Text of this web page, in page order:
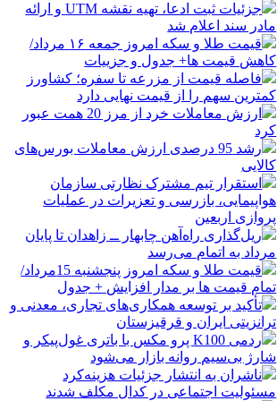
جزئیات ثبت ادعا، تهیه نقشه UTM و ارائه
مادر سند اعلام شد
قیمت طلا و سکه امروز جمعه ۱۶ مرداد/
کاهش قیمت ها+ جدول و جزییات
فاصله قیمت از مزرعه تا سفره؛ کشاورز
کمترین سهم را از قیمت نهایی دارد
ارزش معاملات خرد از مرز 20 همت عبور
کرد
رشد 95 درصدی ارزش معاملات بورس‌های
کالایی
استقرار تیم مشترک نظارتی سازمان
هواپیمایی، بازرسی و تعزیرات در عملیات
پروازی اربعین
ریل‌گذاری راه‌آهن چابهار ــ زاهدان تا پایان
مرداد به اتمام می‌رسد
قیمت طلا و سکه امروز پنجشنبه 15مرداد/
تمام قیمت ها بر مدار افزایش + جدول
تأکید بر توسعه همکاری‌های تجاری، معدنی و
ترانزیتی ایران و قرقیزستان
ردمی K100 پرو مکس با باتری غول‌پیکر و
شارژ بی‌سیم روانه بازار می‌شود
ناشران به انتشار جزئیات هزینه‌کرد
مسئولیت اجتماعی در کدال مکلف شدند